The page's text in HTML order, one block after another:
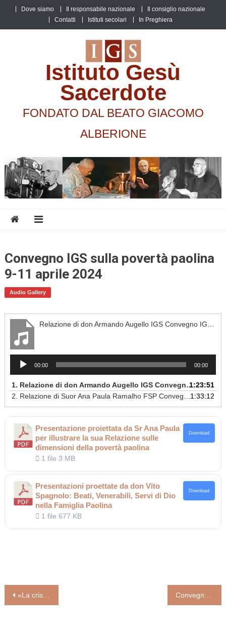
content
Dove siamo Il responsabile nazionale
Il consiglio nazionale
Contatti
Istituti secolari In Preghiera
Istituto Gesù
Sacerdote
FONDATO DAL BEATO GIACOMO
ALBERIONE
Convegno IGS sulla povertà paolina
9-11 aprile 2024
Audio Gallery
Relazione di don Armando Augello IGS Convegno IGS 2024: “La povertà in San Paolo (Fil 2)”
Audio
Player
00:00 00:00
1. Relazione di don Armando Augello IGS Convegno IGS 2024: “La povertà in San Paolo (Fil 2)” 1:23:51
2. Relazione di Suor Ana Paula Ramalho FSP Convegno IGS 2024: “Dimensioni della povertà paolina inculcate da don Giacomo Alberione” 1:33:12
Presentazione proiettata da Sr Ana Paula
per illustrare la sua Relazione sulle
dimensioni della povertà paolina
1 file3 MB
Download
Presentazioni proettate da don Vito
Spagnolo: Beati, Venerabili, Servi di Dio
nella Famiglia Paolina
1 file677 KB
Download
Navigazione
«La crisi del cristianesimo? Un’occasione da non sprecare». L’intervista al saggista e teologo Brunetto Salvarani Convegno IGS sulla povertà paolina 9-11 aprile 2024